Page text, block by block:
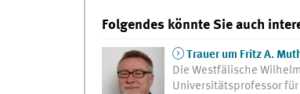
Folgendes könnte Sie auch
Trauer um Fritz A.
Die Westfälische
Universitätsprofessor für